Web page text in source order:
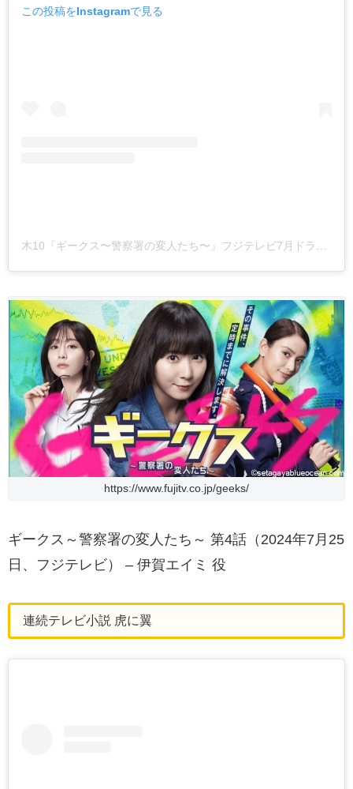
この投稿をInstagramで見る
https://www.fujitv.co.jp/geeks/
ギークス～警察署の変人たち～ 第4話（2024年7月25
日、フジテレビ） – 伊賀エイミ 役
連続テレビ小説 虎に翼